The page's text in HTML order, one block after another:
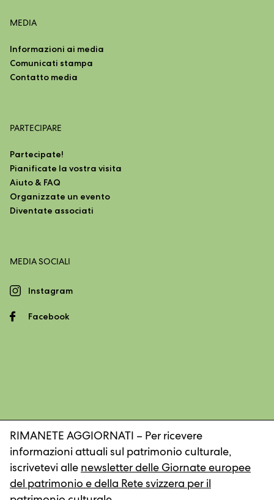
MEDIA
Informazioni ai media
Comunicati stampa
Contatto media
PARTECIPARE
Partecipate!
Pianificate la vostra visita
Aiuto & FAQ
Organizzate un evento
Diventate associati
MEDIA SOCIALI
Instagram
Facebook
Impronta Dichiarazione sulla protezione dei dati
RIMANETE AGGIORNATI – Per ricevere
informazioni attuali sul patrimonio culturale,
iscrivetevi alle newsletter delle Giornate europee
del patrimonio e della Rete svizzera per il